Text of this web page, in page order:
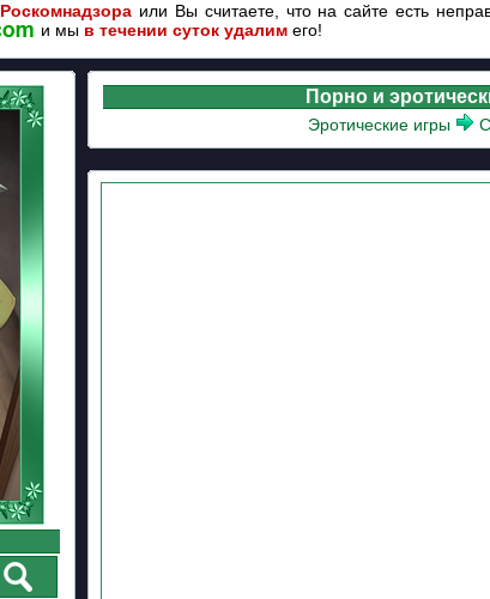
Роскомнадзораили Вы считаете, что на сайте есть
и мы в течении суток удалим его!
Порно и
Эротические игры